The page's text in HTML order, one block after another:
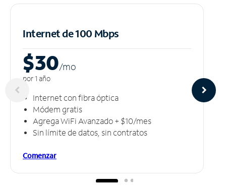
Internet de 100 Mbps
$30/mo
por 1 año
Internet con fibra óptica
Módem gratis
Agrega WiFi Avanzado + $10/mes
Sin límite de datos, sin contratos
Comenzar